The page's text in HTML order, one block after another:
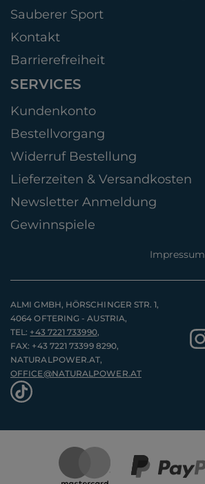
Sauberer Sport
Kontakt
Barrierefreiheit
SERVICES
Kundenkonto
Bestellvorgang
Widerruf Bestellung
Lieferzeiten & Versandkosten
Newsletter Anmeldung
Gewinnspiele
Impressum
ALMI GMBH, HÖRSCHINGER STR. 1,
4064 OFTERING - AUSTRIA,
TEL: +43 7221 733990,
FAX: +43 7221 73399 8290,
NATURALPOWER.AT,
OFFICE@NATURALPOWER.AT